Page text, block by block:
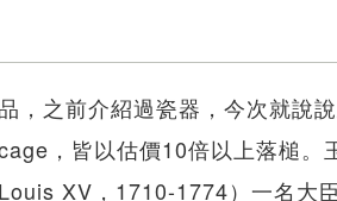
，之前介紹過瓷器，今次就說
，皆以估價10倍以上落槌。
XV，1710-1774）一名大臣